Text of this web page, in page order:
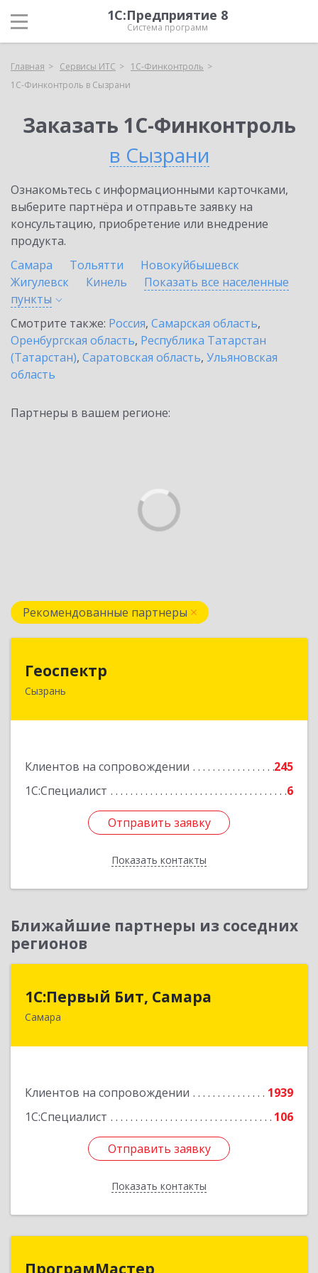
1С:Предприятие 8
Система программ
Главная Сервисы ИТС
1С-Финконтроль
1С-Финконтроль в Сызрани
Заказать 1С-Финконтроль
в Сызрани
Ознакомьтесь с информационными карточками,
выберите партнёра и отправьте заявку на
консультацию, приобретение или внедрение
продукта.
Самара
Тольятти
Новокуйбышевск
Жигулевск
Кинель
Показать все населенные
пункты
Смотрите также: Россия, Самарская область,
Оренбургская область, Республика Татарстан
(Татарстан), Саратовская область, Ульяновская
область
Партнеры в вашем регионе:
Рекомендованные партнеры
Геоспектр
Сызрань
Клиентов на сопровождении
245
1С:Специалист
6
Отправить заявку
Показать контакты
446001, Самарская обл, Сызрань г, Кирова ул,
Отправить заявку
Назад
Ближайшие партнеры из соседних
регионов
1С:Первый Бит, Самара
Самара
Клиентов на сопровождении
1939
1С:Специалист
106
Отправить заявку
Показать контакты
1С:Первый Бит, Самара
443013, Самарская обл, Самара г, Дачная ул,
Отправить заявку
Назад
ПрограмМастер